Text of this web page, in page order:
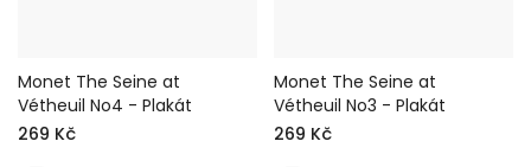
Monet The Seine at
Vétheuil No4 - Plakát
269 Kč
Monet The Seine at
Vétheuil No3 - Plakát
269 Kč